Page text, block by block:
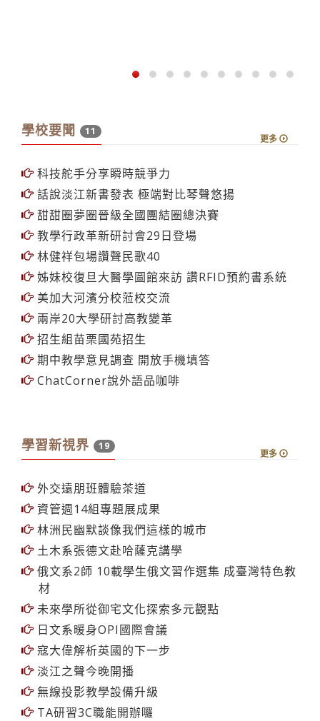
學校要聞 11
更多
科技舵手分享瞬時競爭力
話說淡江新書發表 極端對比琴聲悠揚
甜甜圈夢圈晉級全國團結圈總決賽
教學行政革新研討會29日登場
林健祥包場讚聲民歌40
姊妹校復旦大醫學圖館來訪 讚RFID預約書系統
美加大河濱分校蒞校交流
兩岸20大學研討高教變革
招生組苗栗國苑招生
期中教學意見調查 開放手機填答
ChatCorner說外語品咖啡
學習新視界 19
更多
外交遠朋班體驗茶道
資管週14組專題展成果
林洲民幽默談像我們這樣的城市
土木系張德文赴哈薩克講學
俄文系2師 10載學生俄文習作選集 成臺灣特色教
材
未來學所從御宅文化探索多元觀點
日文系暖身OPI國際會議
寇大偉解析英國的下一步
淡江之聲今晚開播
無線投影教學設備升級
TA研習3C職能開辦囉